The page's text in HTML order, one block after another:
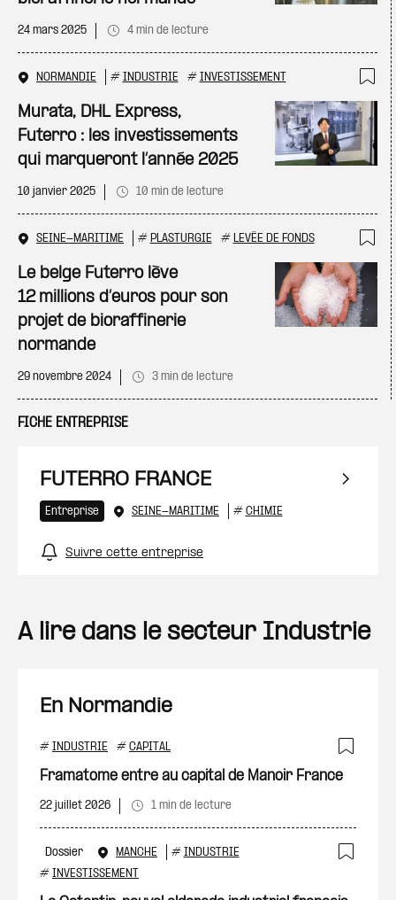
24 mars 2025 4 min de lecture
NORMANDIE # INDUSTRIE # INVESTISSEMENT
Murata, DHL Express,
Futerro : les investissements
qui marqueront l’année 2025
10 janvier 2025 10 min de lecture
SEINE-MARITIME # PLASTURGIE # LEVÉE DE FONDS
Le belge Futerro lève
12 millions d’euros pour son
projet de bioraffinerie
normande
29 novembre 2024 3 min de lecture
FICHE ENTREPRISE
FUTERRO FRANCE
Entreprise SEINE-MARITIME # CHIMIE
Suivre cette entreprise
A lire dans le secteur Industrie
En Normandie
# INDUSTRIE # CAPITAL
Framatome entre au capital de Manoir France
22 juillet 2026 1 min de lecture
Dossier MANCHE # INDUSTRIE
# INVESTISSEMENT